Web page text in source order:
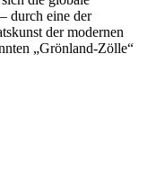
durch eine der
der modernen
„Grönland-Zölle“